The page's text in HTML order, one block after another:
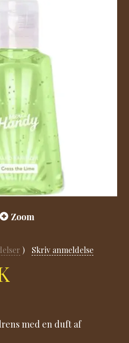
Zoom
Skriv anmeldelse
med en duft af